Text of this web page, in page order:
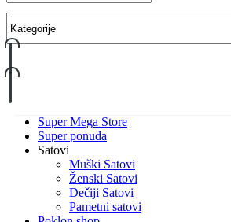
Super Mega Store
Super ponuda
Satovi
Muški Satovi
Ženski Satovi
Dečiji Satovi
Pametni satovi